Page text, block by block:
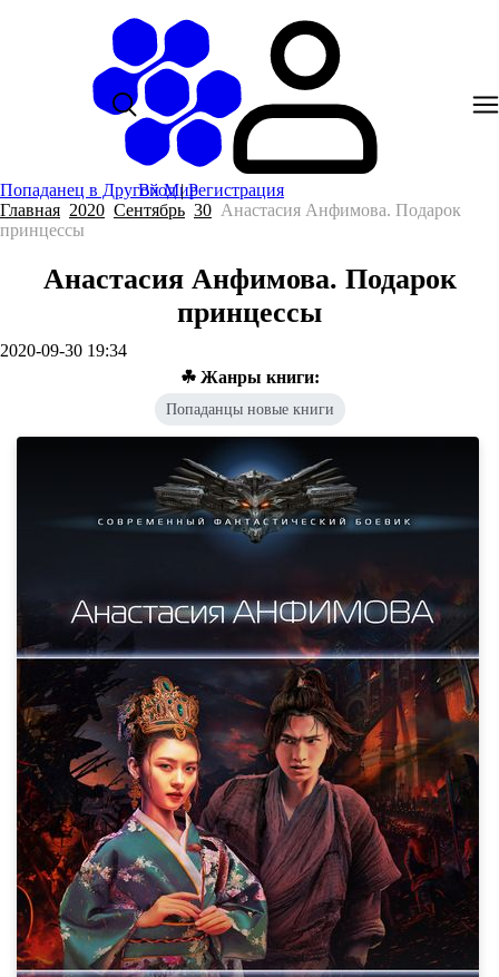
Попаданец в Другой Мир
Вход|Регистрация
Главная 2020 Сентябрь 30 Анастасия Анфимова. Подарок
принцессы
Анастасия Анфимова. Подарок
принцессы
2020-09-30 19:34
☘ Жанры книги:
Попаданцы новые книги